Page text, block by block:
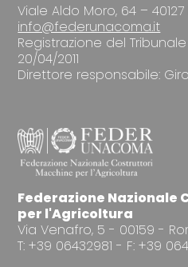
Viale Aldo Moro, 64 – 40127
info@federunacoma.it
Registrazione del
20/04/2011
Direttore responsabile:
Federazione Nazionale
per l'Agricoltura
Via Venafro, 5 - 00159 -
T: +39 06432981 - F: +39